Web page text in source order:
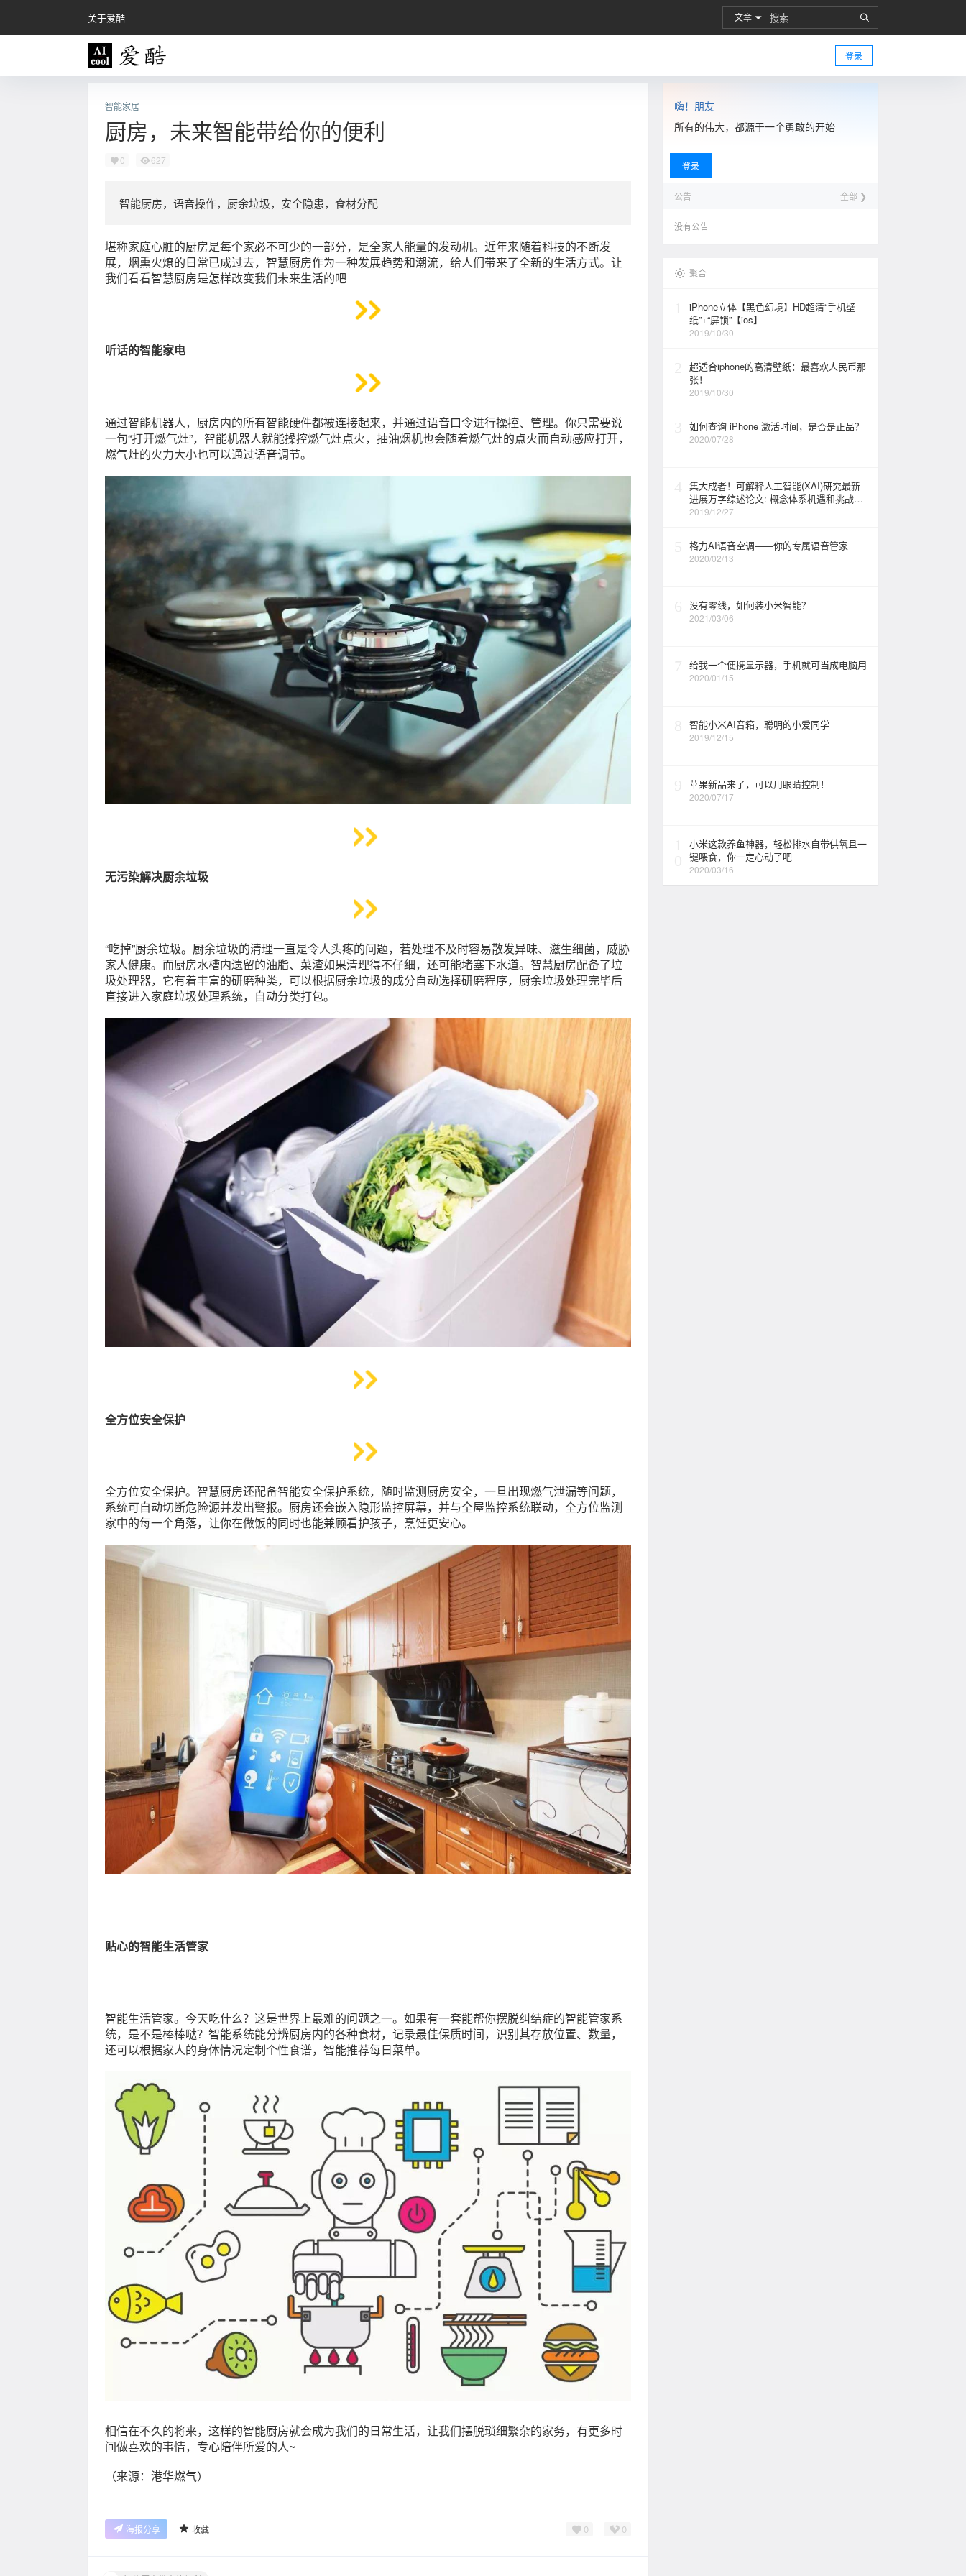
关于爱酷 文章
登录
智能家居
厨房，未来智能带给你的便利
0 627
智能厨房，语音操作，厨余垃圾，安全隐患，食材分配
堪称家庭心脏的厨房是每个家必不可少的一部分，是全家人能量的发动机。近年来随着科技的不断发
展，烟熏火燎的日常已成过去，智慧厨房作为一种发展趋势和潮流，给人们带来了全新的生活方式。让
我们看看智慧厨房是怎样改变我们未来生活的吧
听话的智能家电
通过智能机器人，厨房内的所有智能硬件都被连接起来，并通过语音口令进行操控、管理。你只需要说
一句“打开燃气灶”，智能机器人就能操控燃气灶点火，抽油烟机也会随着燃气灶的点火而自动感应打开，
燃气灶的火力大小也可以通过语音调节。
无污染解决厨余垃圾
“吃掉”厨余垃圾。厨余垃圾的清理一直是令人头疼的问题，若处理不及时容易散发异味、滋生细菌，威胁
家人健康。而厨房水槽内遗留的油脂、菜渣如果清理得不仔细，还可能堵塞下水道。智慧厨房配备了垃
圾处理器，它有着丰富的研磨种类，可以根据厨余垃圾的成分自动选择研磨程序，厨余垃圾处理完毕后
直接进入家庭垃圾处理系统，自动分类打包。
全方位安全保护
全方位安全保护。智慧厨房还配备智能安全保护系统，随时监测厨房安全，一旦出现燃气泄漏等问题，
系统可自动切断危险源并发出警报。厨房还会嵌入隐形监控屏幕，并与全屋监控系统联动，全方位监测
家中的每一个角落，让你在做饭的同时也能兼顾看护孩子，烹饪更安心。
贴心的智能生活管家
智能生活管家。今天吃什么？这是世界上最难的问题之一。如果有一套能帮你摆脱纠结症的智能管家系
统，是不是棒棒哒？智能系统能分辨厨房内的各种食材，记录最佳保质时间，识别其存放位置、数量，
还可以根据家人的身体情况定制个性食谱，智能推荐每日菜单。
相信在不久的将来，这样的智能厨房就会成为我们的日常生活，让我们摆脱琐细繁杂的家务，有更多时
间做喜欢的事情，专心陪伴所爱的人~
（来源：港华燃气）
海报分享 收藏 0 0
嗨！朋友
所有的伟大，都源于一个勇敢的开始
登录
公告 全部 ❯
没有公告
聚合
iPhone立体【黑色幻境】HD超清“手机壁
纸”+“屏锁”【ios】
2019/10/30
超适合iphone的高清壁纸：最喜欢人民币那
张！
2019/10/30
如何查询 iPhone 激活时间，是否是正品？
2020/07/28
集大成者！可解释人工智能(XAI)研究最新
进展万字综述论文: 概念体系机遇和挑战—
构建负责任的人工智能
2019/12/27
格力AI语音空调——你的专属语音管家
2020/02/13
没有零线，如何装小米智能？
2021/03/06
给我一个便携显示器，手机就可当成电脑用
2020/01/15
智能小米AI音箱，聪明的小爱同学
2019/12/15
苹果新品来了，可以用眼睛控制！
2020/07/17
小米这款养鱼神器，轻松排水自带供氧且一
键喂食，你一定心动了吧
2020/03/16